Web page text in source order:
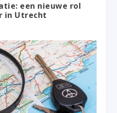
een nieuwe rol
in Utrecht